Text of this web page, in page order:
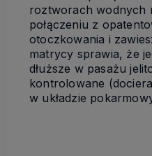
roztworach wodnych
połączeniu z
otoczkowania i
matrycy sprawia, że
dłuższe w pasażu
kontrolowane
w układzie